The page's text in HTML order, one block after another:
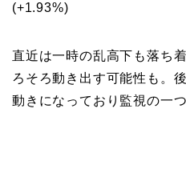
(+1.93%)
直近は一時の乱高下も落ち
ろそろ動き出す可能性も。
動きになっており監視の一つ